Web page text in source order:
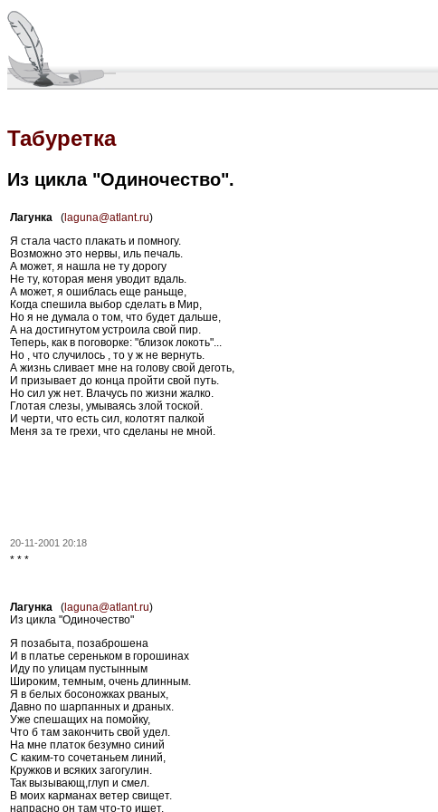
Табуретка
Из цикла "Одиночество".
Лагунка ( laguna@atlant.ru)
Я стала часто плакать и помногу.
Возможно это нервы, иль печаль.
А может, я нашла не ту дорогу
Не ту, которая меня уводит вдаль.
А может, я ошиблась еще раньще,
Когда спешила выбор сделать в Мир,
Но я не думала о том, что будет дальше,
А на достигнутом устроила свой пир.
Теперь, как в поговорке: "близок локоть"...
Но , что случилось , то у ж не вернуть.
А жизнь сливает мне на голову свой деготь,
И призывает до конца пройти свой путь.
Но сил уж нет. Влачусь по жизни жалко.
Глотая слезы, умываясь злой тоской.
И черти, что есть сил, колотят палкой
Меня за те грехи, что сделаны не мной.
20-11-2001 20:18
* * *
Лагунка ( laguna@atlant.ru)
Из цикла "Одиночество"
Я позабыта, позаброшена
И в платье сереньком в горошинах
Иду по улицам пустынным
Широким, темным, очень длинным.
Я в белых босоножках рваных,
Давно по шарпанных и драных.
Уже спешащих на помойку,
Что б там закончить свой удел.
На мне платок безумно синий
С каким-то сочетаньем линий,
Кружков и всяких загогулин.
Так вызывающ,глуп и смел.
В моих карманах ветер свищет.
напрасно он там что-то ищет.